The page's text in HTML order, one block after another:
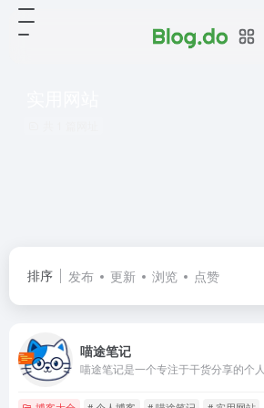
排序 发布 更新 浏览 点赞
喵途笔记